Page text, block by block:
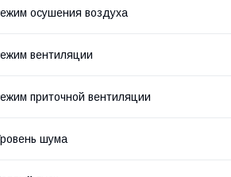
осушения воздуха
вентиляции
приточной вентиляции
шума